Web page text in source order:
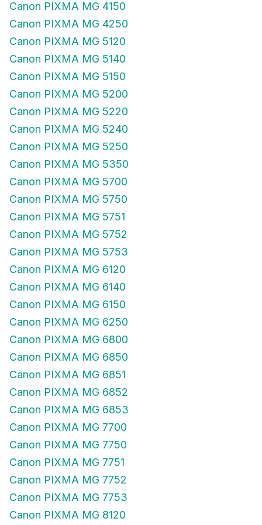
Canon PIXMA MG 4150
Canon PIXMA MG 4250
Canon PIXMA MG 5120
Canon PIXMA MG 5140
Canon PIXMA MG 5150
Canon PIXMA MG 5200
Canon PIXMA MG 5220
Canon PIXMA MG 5240
Canon PIXMA MG 5250
Canon PIXMA MG 5350
Canon PIXMA MG 5700
Canon PIXMA MG 5750
Canon PIXMA MG 5751
Canon PIXMA MG 5752
Canon PIXMA MG 5753
Canon PIXMA MG 6120
Canon PIXMA MG 6140
Canon PIXMA MG 6150
Canon PIXMA MG 6250
Canon PIXMA MG 6800
Canon PIXMA MG 6850
Canon PIXMA MG 6851
Canon PIXMA MG 6852
Canon PIXMA MG 6853
Canon PIXMA MG 7700
Canon PIXMA MG 7750
Canon PIXMA MG 7751
Canon PIXMA MG 7752
Canon PIXMA MG 7753
Canon PIXMA MG 8120